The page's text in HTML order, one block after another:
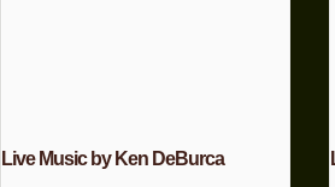
Live Music by Ken DeBurca